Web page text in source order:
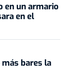
en un armario
en el
bares la